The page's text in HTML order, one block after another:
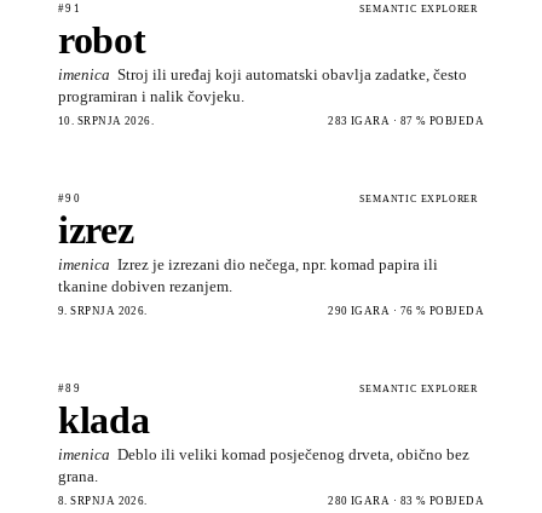
#91 SEMANTIC EXPLORER
robot
imenica Stroj ili uređaj koji automatski obavlja zadatke, često
programiran i nalik čovjeku.
10. SRPNJA 2026. 283 IGARA · 87 % POBJEDA
#90 SEMANTIC EXPLORER
izrez
imenica Izrez je izrezani dio nečega, npr. komad papira ili
tkanine dobiven rezanjem.
9. SRPNJA 2026. 290 IGARA · 76 % POBJEDA
#89 SEMANTIC EXPLORER
klada
imenica Deblo ili veliki komad posječenog drveta, obično bez
grana.
8. SRPNJA 2026. 280 IGARA · 83 % POBJEDA